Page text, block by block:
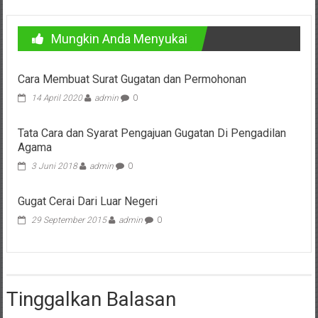
Cilacap,
Banjarnegara,
Temanggung,
Wonosobo,
Cirebon,
Karawang,
Medan,
Pusat,
Mungkin Anda Menyukai
Cara Membuat Surat Gugatan dan Permohonan
14 April 2020 admin 0
Tata Cara dan Syarat Pengajuan Gugatan Di Pengadilan
Agama
3 Juni 2018 admin 0
Gugat Cerai Dari Luar Negeri
29 September 2015 admin 0
Tinggalkan Balasan